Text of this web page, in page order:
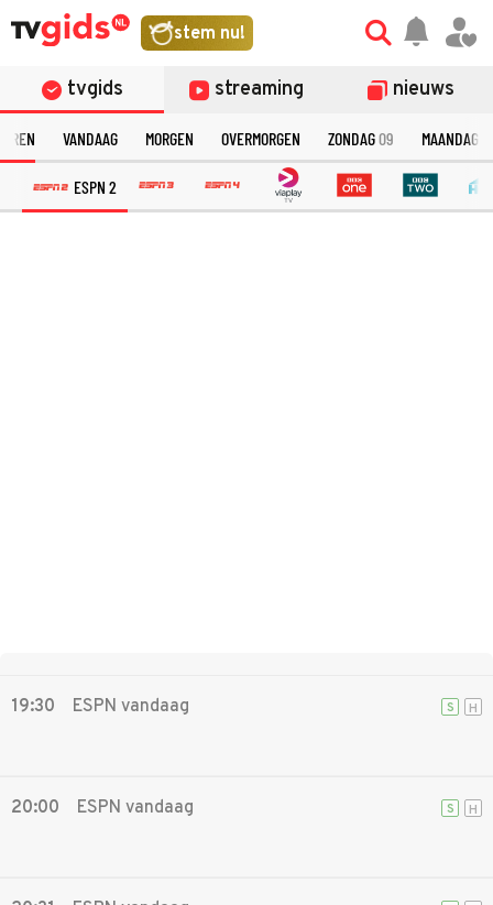
stem nu!
tvgids streaming nieuws
VANDAAG MORGEN OVERMORGEN ZONDAG09 MAANDAG
ESPN 2
19:30 ESPN vandaag S H
20:00 ESPN vandaag S H